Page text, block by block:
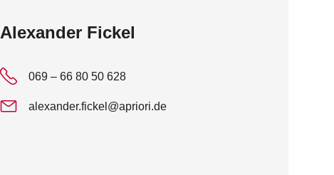
:
Alexander Fickel
069 – 66 80 50 628
alexander.fickel@apriori.de